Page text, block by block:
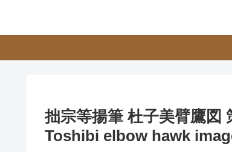
拙宗等揚筆 杜子美臂鷹
Toshibi elbow hawk